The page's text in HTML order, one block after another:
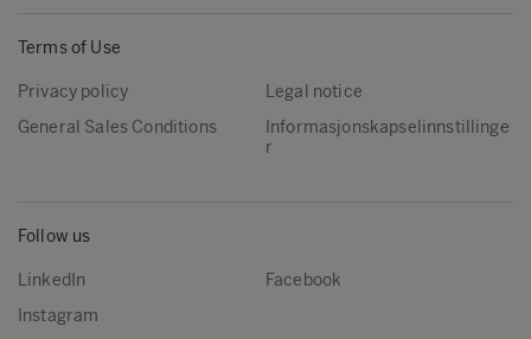
Terms of Use
Privacy policy
Legal notice
General Sales Conditions
Informasjonskapselinnstillinge
r
Follow us
LinkedIn
Facebook
Instagram